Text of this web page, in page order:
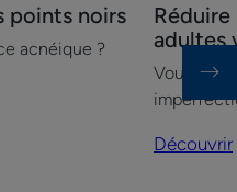
points noirs
acnéique ?
Réduire
les
boutons
des
peaux
adultes
Vous
Découvrir